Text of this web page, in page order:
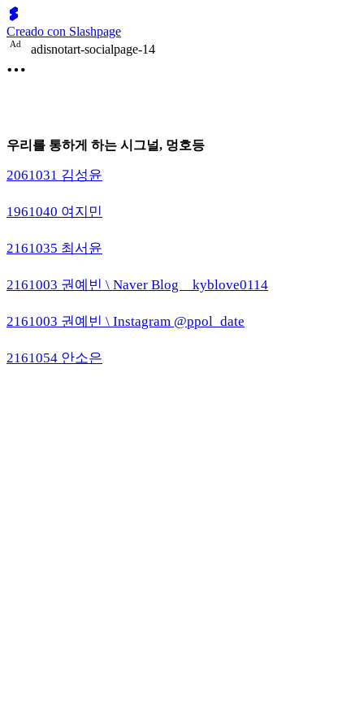
Creado con Slashpage
Ad adisnotart-socialpage-14
우리를 통하게 하는 시그널, 멍호등
2061031 김성윤
1961040 여지민
2161035 최서윤
2161003 권예빈 \ Naver Blog _ kyblove0114
2161003 권예빈 \ Instagram @ppol_date
2161054 안소은